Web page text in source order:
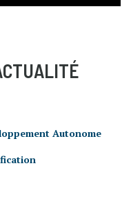
Autonome